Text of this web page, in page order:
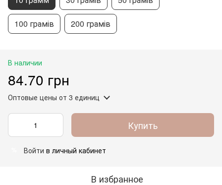
100 грамів 200 грамів
В наличии
84.70 грн
Оптовые цены от 3 единиц
Купить
Войти в личный кабинет
В избранное